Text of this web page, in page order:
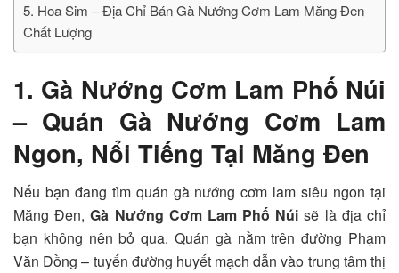
5. Hoa Sim – Địa Chỉ Bán Gà Nướng Cơm Lam Măng Đen
Chất Lượng
1. Gà Nướng Cơm Lam Phố Núi
– Quán Gà Nướng Cơm Lam
Ngon, Nổi Tiếng Tại Măng Đen
Nếu bạn đang tìm quán gà nướng cơm lam siêu ngon tại
Măng Đen,Gà Nướng Cơm Lam Phố Núi sẽ là địa chỉ
bạn không nên bỏ qua. Quán gà nằm trên đường Phạm
Văn Đồng – tuyến đường huyết mạch dẫn vào trung tâm thị